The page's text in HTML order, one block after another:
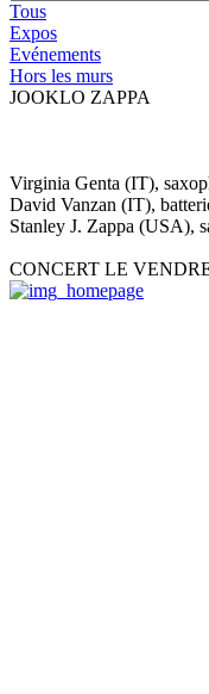
Tous
Expos
Evénements
Hors les murs
JOOKLO ZAPPA
Virginia Genta (IT),
David Vanzan (IT),
Stanley J. Zappa (USA),
CONCERT LE